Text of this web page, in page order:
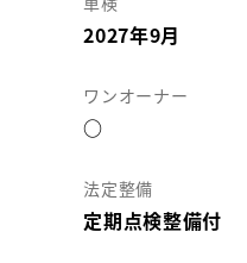
2027年9月
ワンオーナー
○
法定整備
定期点検整備付